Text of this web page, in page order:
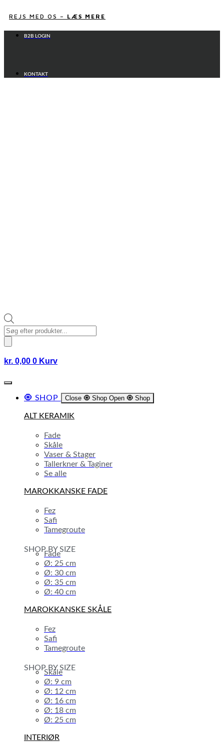
tilREJS MED OS – LÆS MERE
B2B LOGIN
KONTAKT
Products
search
kr. 0,00 0 Kurv
🧿 SHOP Close 🧿 Shop Open 🧿 Shop
ALT KERAMIK
Fade
Skåle
Vaser & Stager
Tallerkner & Taginer
Se alle
MAROKKANSKE FADE
Fez
Safi
Tamegroute
SHOP BY SIZE
Fade
Ø: 25 cm
Ø: 30 cm
Ø: 35 cm
Ø: 40 cm
MAROKKANSKE SKÅLE
Fez
Safi
Tamegroute
SHOP BY SIZE
Skåle
Ø: 9 cm
Ø: 12 cm
Ø: 16 cm
Ø: 18 cm
Ø: 25 cm
INTERIØR